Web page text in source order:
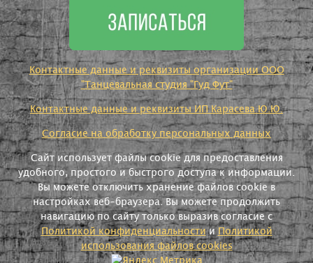
Контактные данные и реквизиты организации ООО
"Танцевальная студия "Гуд Фут"
Контактные данные и реквизиты ИП Карасева Ю.Ю.
Согласие на обработку персональных данных
Сайт использует файлы cookie для предоставления
удобного, простого и быстрого доступа к информации.
Вы можете отключить хранение файлов cookie в
настройках веб-браузера. Вы можете продолжить
навигацию по сайту только выразив согласие с
Политикой конфиденциальностии Политикой
использования файлов cookies